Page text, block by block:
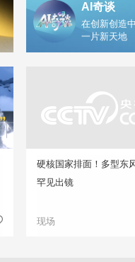
AI奇谈
在创新创造
一片新天地
硬核国家排面！多型东
罕见出镜
现场